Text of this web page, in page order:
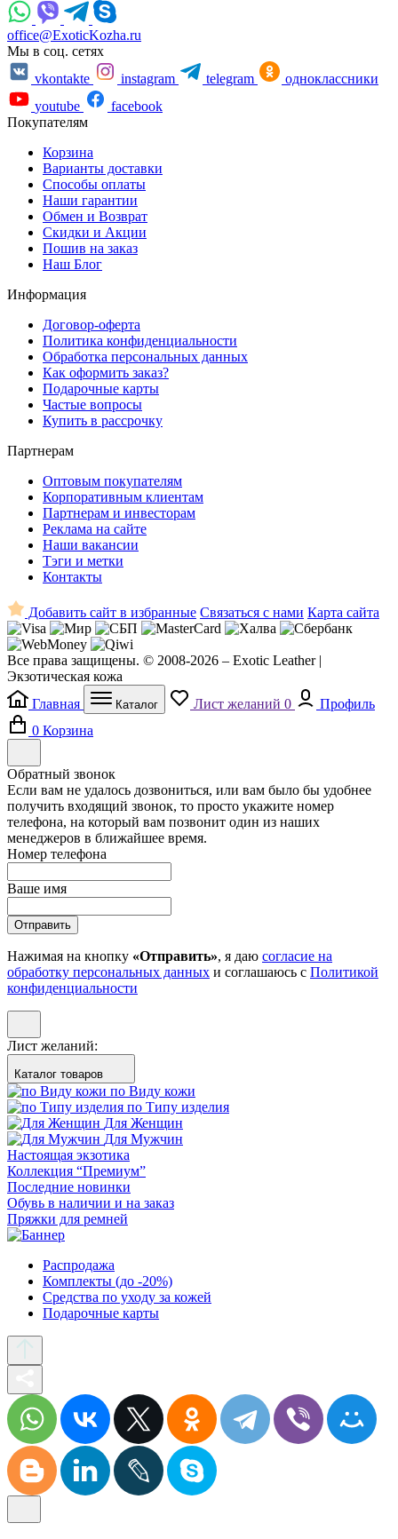
office@ExoticKozha.ru
Мы в соц. сетях
vkontakte
instagram telegram
одноклассники
youtube
facebook
Покупателям
Корзина
Варианты доставки
Способы оплаты
Наши гарантии
Обмен и Возврат
Скидки и Акции
Пошив на заказ
Наш Блог
Информация
Договор-оферта
Политика конфиденциальности
Обработка персональных данных
Как оформить заказ?
Подарочные карты
Частые вопросы
Купить в рассрочку
Партнерам
Оптовым покупателям
Корпоративным клиентам
Партнерам и инвесторам
Реклама на сайте
Наши вакансии
Тэги и метки
Контакты
Добавить сайт в избранные Связаться с нами Карта сайта
Все права защищены. © 2008-2026 – Exotic Leather |
Экзотическая кожа
Главная
Каталог Лист желаний 0
Профиль
0 Корзина
Обратный звонок
Если вам не удалось дозвониться, или вам было бы удобнее
получить входящий звонок, то просто укажите номер
телефона, на который вам позвонит один из наших
менеджеров в ближайшее время.
Номер телефона
Ваше имя
Отправить
Нажимая на кнопку «Отправить», я даю согласие на
обработку персональных данных и соглашаюсь с Политикой
конфиденциальности
Лист желаний:
Каталог товаров
по Виду кожи
по Типу изделия
Для Женщин
Для Мужчин
Настоящая экзотика
Коллекция “Премиум”
Последние новинки
Обувь в наличии и на заказ
Пряжки для ремней
Распродажа
Комплекты (до -20%)
Средства по уходу за кожей
Подарочные карты